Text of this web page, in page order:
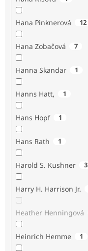
Hana Pinknerová 12
Hana Zobačová 7
Hanna Skandar 1
Hanns Hatt, 1
Hans Hopf 1
Hans Rath 1
Harold S. Kushner 3
Harry H. Harrison Jr.
Heather Henningová
Heinrich Hemme 1